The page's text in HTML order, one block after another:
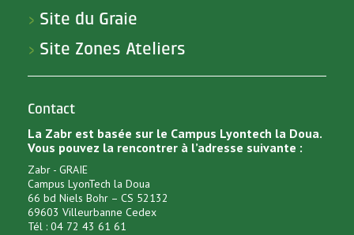
> Site du Graie
> Site Zones Ateliers
Contact
La Zabr est basée sur le Campus Lyontech la Doua.
Vous pouvez la rencontrer à l’adresse suivante :
Zabr - GRAIE
Campus LyonTech la Doua
66 bd Niels Bohr – CS 52132
69603 Villeurbanne Cedex
Tél : 04 72 43 61 61